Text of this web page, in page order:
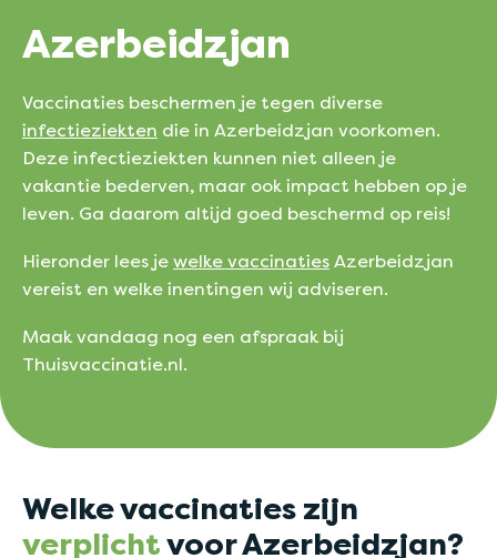
Azerbeidzjan
Vaccinaties beschermen je tegen diverse
infectieziekten die in Azerbeidzjan voorkomen.
Deze infectieziekten kunnen niet alleen je
vakantie bederven, maar ook impact hebben op je
leven. Ga daarom altijd goed beschermd op reis!
Hieronder lees jewelke vaccinatiesAzerbeidzjan
vereist en welke inentingen wij adviseren.
Maak vandaag nog een afspraak bij
Thuisvaccinatie.nl.
Welke vaccinaties zijn
verplichtvoor Azerbeidzjan?